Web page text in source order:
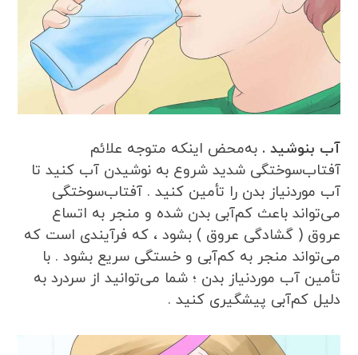
آب بنوشید . به‌محض اینکه متوجه علائم
آفتاب‌سوختگی شدید شروع به نوشیدن آب کنید تا
آب موردنیاز بدن را تأمین کنید . آفتاب‌سوختگی
می‌تواند باعث کم‌آبی بدن شده و منجر به اتساع
عروق ( گشادگی عروق ) بشود ، که فرآیندی است که
می‌تواند منجر به کم‌آبی و خستگی سریع بشود . با
تأمین آب موردنیاز بدن ؛ شما می‌توانید از سردرد به
دلیل کم‌آبی پیشگیری کنید .